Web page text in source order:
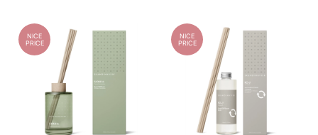
NICE
PRICE
NICE
PRICE